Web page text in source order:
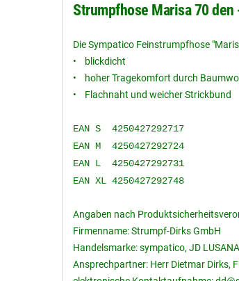
Strumpfhose Marisa 70 den
Die Sympatico Feinstrumpfhose
• blickdicht
• hoher Tragekomfort durch
• Flachnaht und weicher Strickbund
EAN S 4250427292717
EAN M 4250427292724
EAN L 4250427292731
EAN XL 4250427292748
Angaben nach
Firmenname: Strumpf-Dirks GmbH
Handelsmarke: sympatico, JD
Ansprechpartner: Herr Dietmar Dirks,